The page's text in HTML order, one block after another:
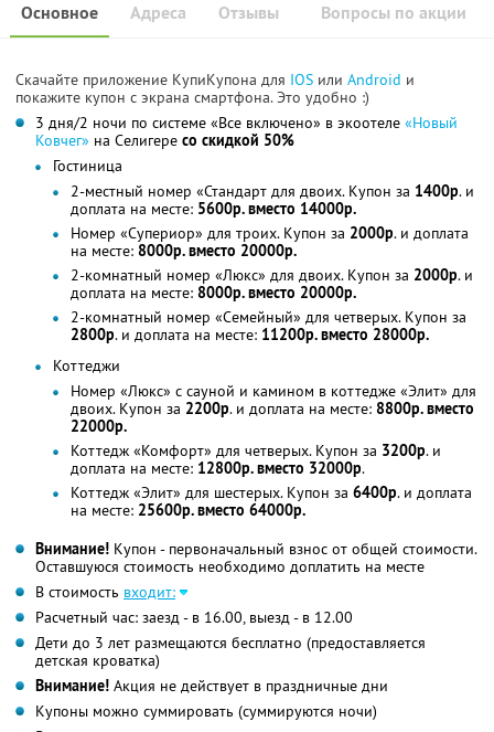
Основное Отзывы Вопросы по акции
Адреса
Скачайте приложение КупиКупона для IOS или Android и
покажите купон с экрана смартфона. Это удобно :)
3 дня/2 ночи по системе «Все включено» в экоотеле «Новый
Ковчег» на Селигере со скидкой 50%
Гостиница
2-местный номер «Стандарт для двоих. Купон за 1400р. и
доплата на месте: 5600р. вместо 14000р.
Номер «Супериор» для троих. Купон за 2000р. и доплата
на месте: 8000р. вместо 20000р.
2-комнатный номер «Люкс» для двоих. Купон за 2000р. и
доплата на месте: 8000р. вместо 20000р.
2-комнатный номер «Семейный» для четверых. Купон за
2800р. и доплата на месте: 11200р. вместо 28000р.
Коттеджи
Номер «Люкс» с сауной и камином в коттедже «Элит» для
двоих. Купон за 2200р. и доплата на месте: 8800р. вместо
22000р.
Коттедж «Комфорт» для четверых. Купон за 3200р. и
доплата на месте: 12800р. вместо 32000р.
Коттедж «Элит» для шестерых. Купон за 6400р. и доплата
на месте: 25600р. вместо 64000р.
Внимание! Купон - первоначальный взнос от общей стоимости.
Оставшуюся стоимость необходимо доплатить на месте
В стоимость входит:
Расчетный час: заезд - в 16.00, выезд - в 12.00
Дети до 3 лет размещаются бесплатно (предоставляется
детская кроватка)
Внимание! Акция не действует в праздничные дни
Купоны можно суммировать (суммируются ночи)